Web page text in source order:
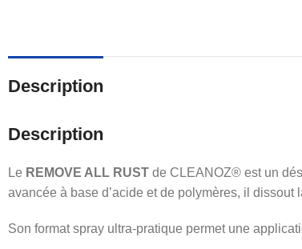
Description
Description
Le REMOVE ALL RUST de CLEANOZ® est un
avancée à base d’acide et de polymères, il
Son format spray ultra-pratique permet une